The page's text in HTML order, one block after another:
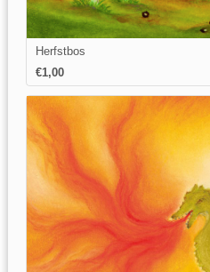
Herfstbos
€1,00